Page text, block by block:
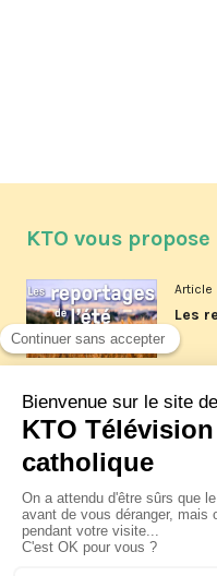
KTO vous propose
Article
Les
La
XIV à
Article
Le